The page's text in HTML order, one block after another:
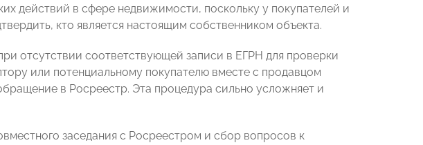
действий в сфере недвижимости, поскольку у покупателей и
кто является настоящим собственником объекта.
отсутствии соответствующей записи в ЕГРН для проверки
или потенциальному покупателю вместе с продавцом
в Росреестр. Эта процедура сильно усложняет и
заседания с Росреестром и сбор вопросов к